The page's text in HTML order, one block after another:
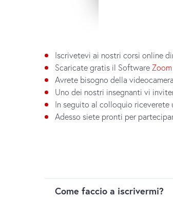
Iscrivetevi ai nostri corsi online
Scaricate gratis il SoftwareZoom
Avrete bisogno della
Uno dei nostri insegnanti vi
In seguito al colloquio riceverete
Adesso siete pronti per
Come faccio a iscrivermi?